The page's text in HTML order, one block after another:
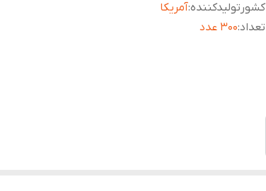
کشورتولیدکننده:آمریکا
تعداد:۳۰۰ عدد